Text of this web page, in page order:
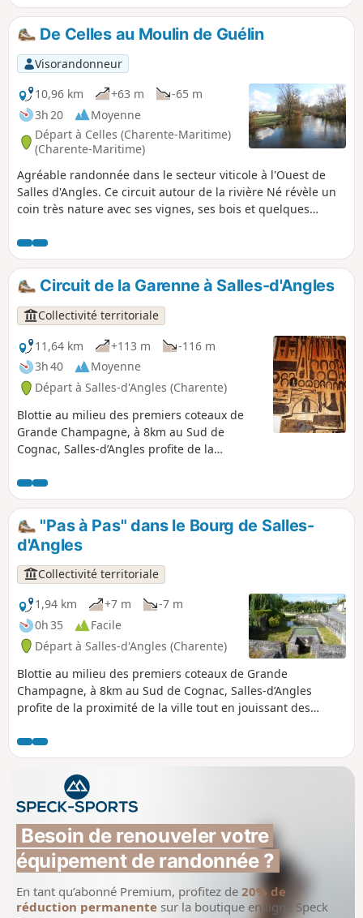
bons chemin dans l'attente ...d'une belle et triste histoire
d'amour. Un retour par des chemins longeant la vallée du
Né avec un gué qui sera le seul point d'eau naturel. Pensez
aux possibilités de halte...
De Celles au Moulin de Guélin
Visorandonneur
10,96 km
+63 m
-65 m
3h 20
Moyenne
Départ à Celles (Charente-Maritime)
(Charente-Maritime)
Agréable randonnée dans le secteur viticole à l'Ouest de
Salles d'Angles. Ce circuit autour de la rivière Né révèle un
coin très nature avec ses vignes, ses bois et quelques
patrimoine bâti traditionnel.
Circuit de la Garenne à Salles-d'Angles
Collectivité territoriale
11,64 km
+113 m
-116 m
3h 40
Moyenne
Départ à Salles-d'Angles (Charente)
Blottie au milieu des premiers coteaux de
Grande Champagne, à 8km au Sud de
Cognac, Salles-d’Angles profite de la
avantages du monde rural et trouve son
dynamisme dans la vie économique.
"Pas à Pas" dans le Bourg de Salles-
d'Angles
Collectivité territoriale
1,94 km
+7 m
-7 m
0h 35
Facile
Départ à Salles-d'Angles (Charente)
Blottie au milieu des premiers coteaux de Grande
Champagne, à 8km au Sud de Cognac, Salles-d’Angles
profite de la proximité de la ville tout en jouissant des
vie économique.
Besoin de renouveler votre
équipement de randonnée ?
En tant qu’abonné Premium, profitez de 20% de
réduction permanente sur la boutique en ligne Speck